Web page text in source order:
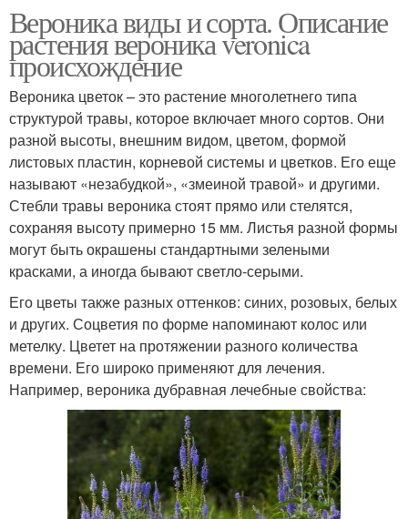
Вероника виды и сорта. Описание
растения вероника veronica
происхождение
Вероника цветок – это растение многолетнего типа
структурой травы, которое включает много сортов. Они
разной высоты, внешним видом, цветом, формой
листовых пластин, корневой системы и цветков. Его еще
называют «незабудкой», «змеиной травой» и другими.
Стебли травы вероника стоят прямо или стелятся,
сохраняя высоту примерно 15 мм. Листья разной формы
могут быть окрашены стандартными зелеными
красками, а иногда бывают светло-серыми.
Его цветы также разных оттенков: синих, розовых, белых
и других. Соцветия по форме напоминают колос или
метелку. Цветет на протяжении разного количества
времени. Его широко применяют для лечения.
Например, вероника дубравная лечебные свойства: